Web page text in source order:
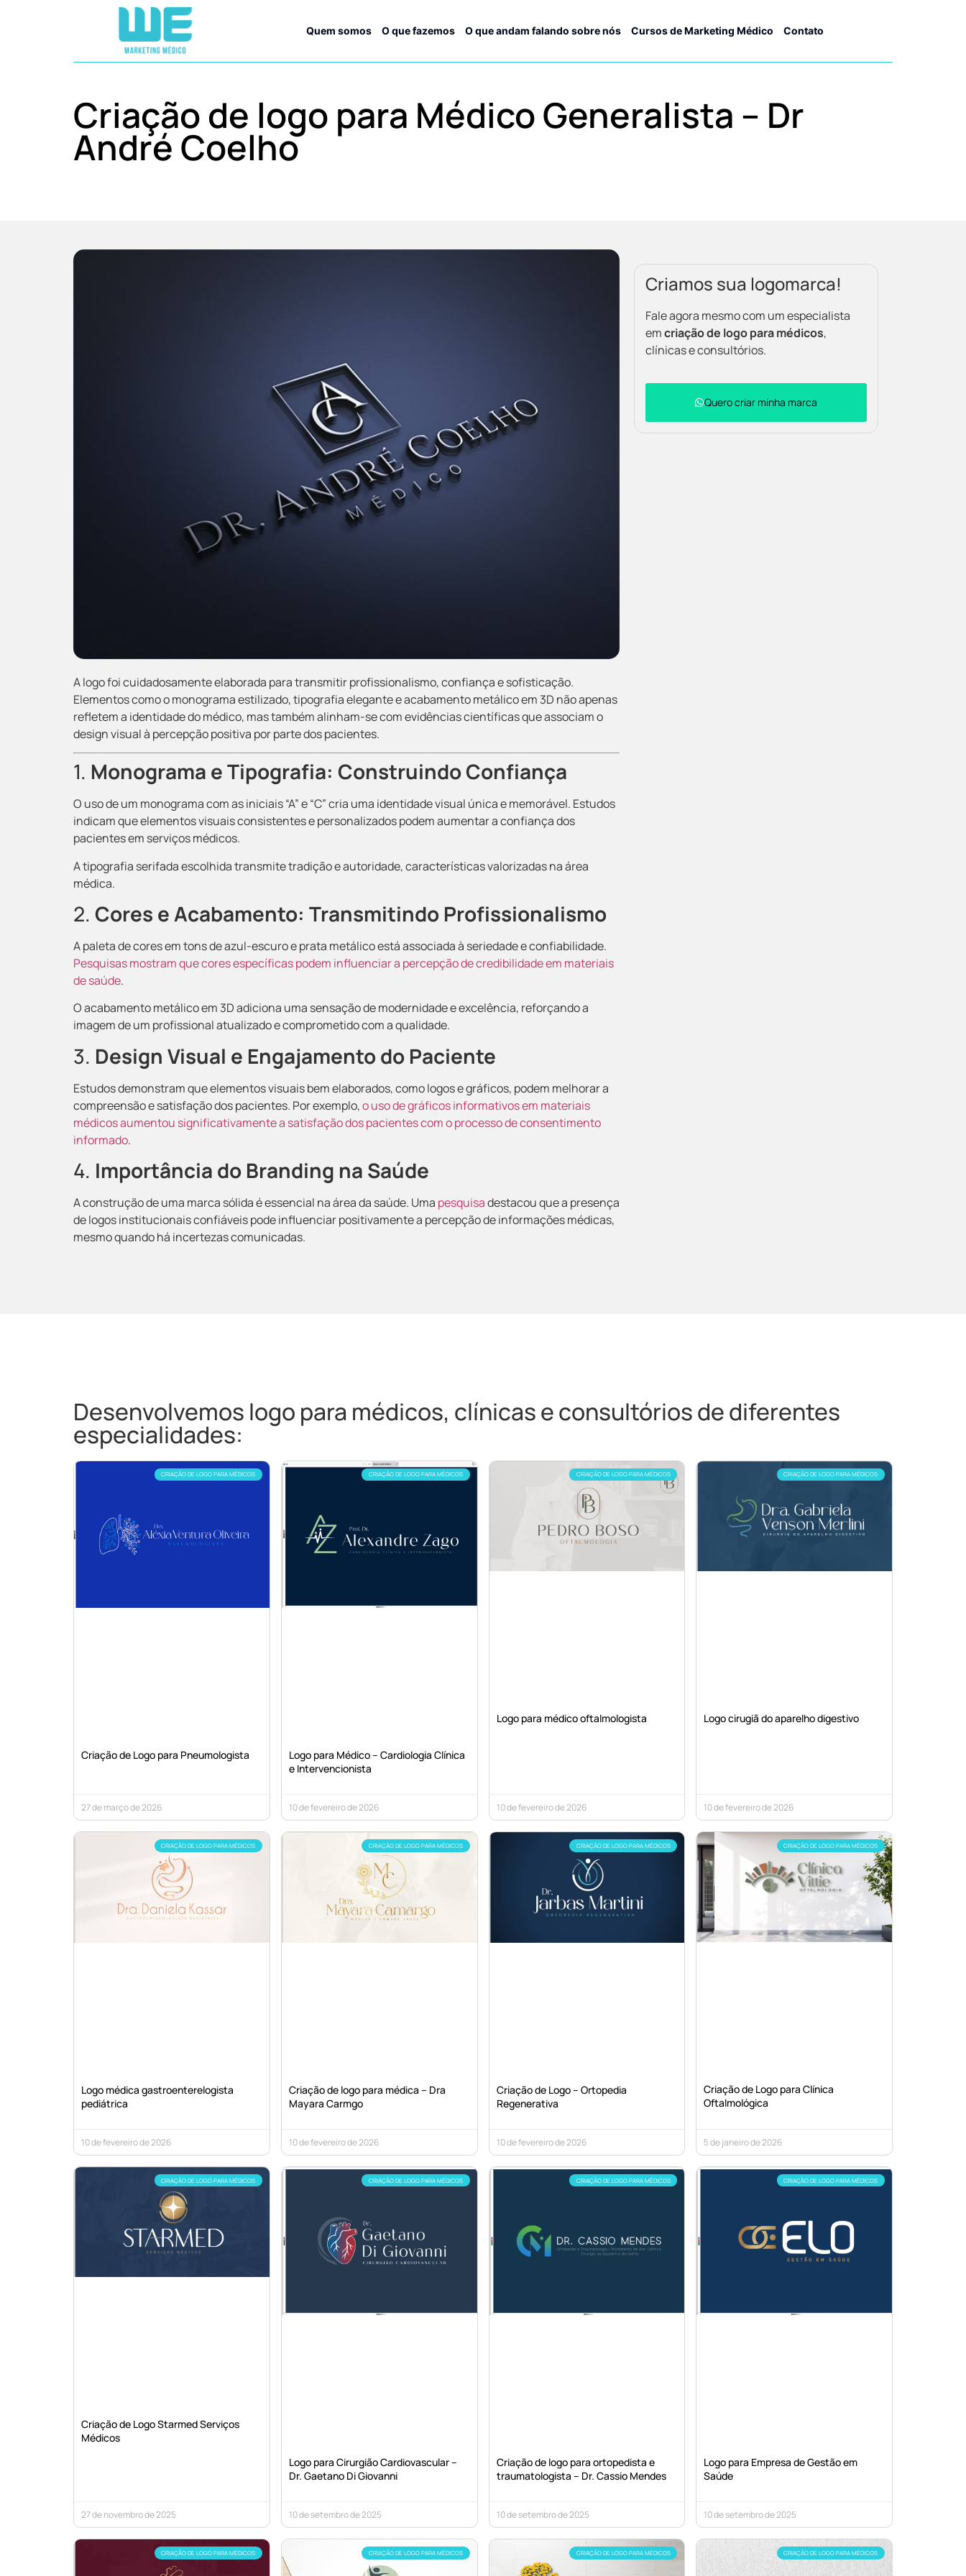
Quem somos O que fazemos O que andam falando sobre nós Cursos de Marketing Médico Contato
Criação de logo para Médico Generalista – Dr
André Coelho
A logo foi cuidadosamente elaborada para transmitir profissionalismo, confiança e sofisticação.
Elementos como o monograma estilizado, tipografia elegante e acabamento metálico em 3D não apenas
refletem a identidade do médico, mas também alinham-se com evidências científicas que associam o
design visual à percepção positiva por parte dos pacientes.
1. Monograma e Tipografia: Construindo Confiança
O uso de um monograma com as iniciais “A” e “C” cria uma identidade visual única e memorável. Estudos
indicam que elementos visuais consistentes e personalizados podem aumentar a confiança dos
pacientes em serviços médicos.
A tipografia serifada escolhida transmite tradição e autoridade, características valorizadas na área
médica.
2. Cores e Acabamento: Transmitindo Profissionalismo
A paleta de cores em tons de azul-escuro e prata metálico está associada à seriedade e confiabilidade.
Pesquisas mostram que cores específicas podem influenciar a percepção de credibilidade em materiais
de saúde.
O acabamento metálico em 3D adiciona uma sensação de modernidade e excelência, reforçando a
imagem de um profissional atualizado e comprometido com a qualidade.
3. Design Visual e Engajamento do Paciente
Estudos demonstram que elementos visuais bem elaborados, como logos e gráficos, podem melhorar a
compreensão e satisfação dos pacientes. Por exemplo,o uso de gráficos informativos em materiais
médicos aumentou significativamente a satisfação dos pacientes com o processo de consentimento
informado.
4. Importância do Branding na Saúde
A construção de uma marca sólida é essencial na área da saúde. Uma pesquisadestacou que a presença
de logos institucionais confiáveis pode influenciar positivamente a percepção de informações médicas,
mesmo quando há incertezas comunicadas.
Criamos sua logomarca!
Fale agora mesmo com um especialista
emcriação de logo para médicos,
clínicas e consultórios.
Quero criar minha marca
Desenvolvemos logo para médicos, clínicas e consultórios de diferentes
especialidades:
CRIAÇÃO DE LOGO PARA MÉDICOS
Criação de Logo para Pneumologista
27 de março de 2026
CRIAÇÃO DE LOGO PARA MÉDICOS
Logo para Médico – Cardiologia Clínica
e Intervencionista
10 de fevereiro de 2026
CRIAÇÃO DE LOGO PARA MÉDICOS
Logo para médico oftalmologista
10 de fevereiro de 2026
CRIAÇÃO DE LOGO PARA MÉDICOS
Logo cirugiã do aparelho digestivo
10 de fevereiro de 2026
CRIAÇÃO DE LOGO PARA MÉDICOS
Logo médica gastroenterelogista
pediátrica
10 de fevereiro de 2026
CRIAÇÃO DE LOGO PARA MÉDICOS
Criação de logo para médica – Dra
Mayara Carmgo
10 de fevereiro de 2026
CRIAÇÃO DE LOGO PARA MÉDICOS
Criação de Logo – Ortopedia
Regenerativa
10 de fevereiro de 2026
CRIAÇÃO DE LOGO PARA MÉDICOS
Criação de Logo para Clínica
Oftalmológica
5 de janeiro de 2026
CRIAÇÃO DE LOGO PARA MÉDICOS
Criação de Logo Starmed Serviços
Médicos
27 de novembro de 2025
CRIAÇÃO DE LOGO PARA MÉDICOS
Logo para Cirurgião Cardiovascular –
Dr. Gaetano Di Giovanni
10 de setembro de 2025
CRIAÇÃO DE LOGO PARA MÉDICOS
Criação de logo para ortopedista e
traumatologista – Dr. Cassio Mendes
10 de setembro de 2025
CRIAÇÃO DE LOGO PARA MÉDICOS
Logo para Empresa de Gestão em
Saúde
10 de setembro de 2025
CRIAÇÃO DE LOGO PARA MÉDICOS CRIAÇÃO DE LOGO PARA MÉDICOS CRIAÇÃO DE LOGO PARA MÉDICOS CRIAÇÃO DE LOGO PARA MÉDICOS